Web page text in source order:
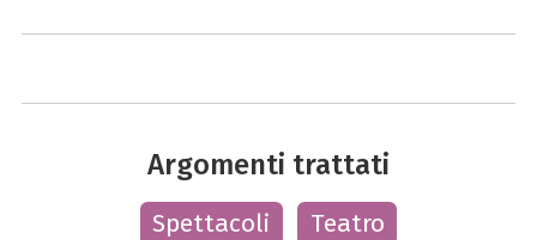
Argomenti trattati
Spettacoli Teatro